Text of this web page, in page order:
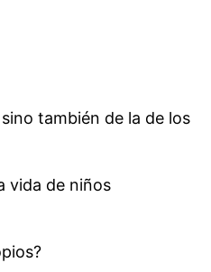
también de la de los
vida de niños